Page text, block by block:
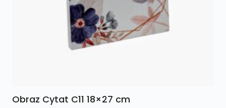
Obraz Cytat C11 18×27 cm